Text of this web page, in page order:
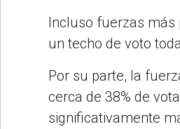
Incluso fuerzas más
un techo de voto
Por su parte, la
cerca de 38% de
significativamente